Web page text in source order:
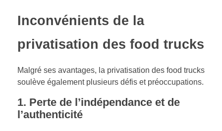
Inconvénients de la
privatisation des food trucks
Malgré ses avantages, la privatisation des food trucks
soulève également plusieurs défis et préoccupations.
1. Perte de l’indépendance et de
l’authenticité